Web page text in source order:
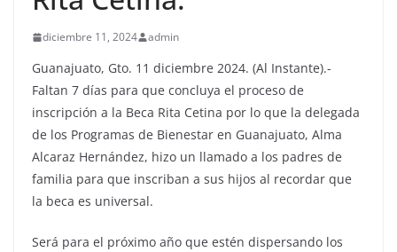
diciembre 11, 2024 admin
Guanajuato, Gto. 11 diciembre 2024. (Al Instante).-
Faltan 7 días para que concluya el proceso de
inscripción a la Beca Rita Cetina por lo que la delegada
de los Programas de Bienestar en Guanajuato, Alma
Alcaraz Hernández, hizo un llamado a los padres de
familia para que inscriban a sus hijos al recordar que
la beca es universal.
Será para el próximo año que estén dispersando los